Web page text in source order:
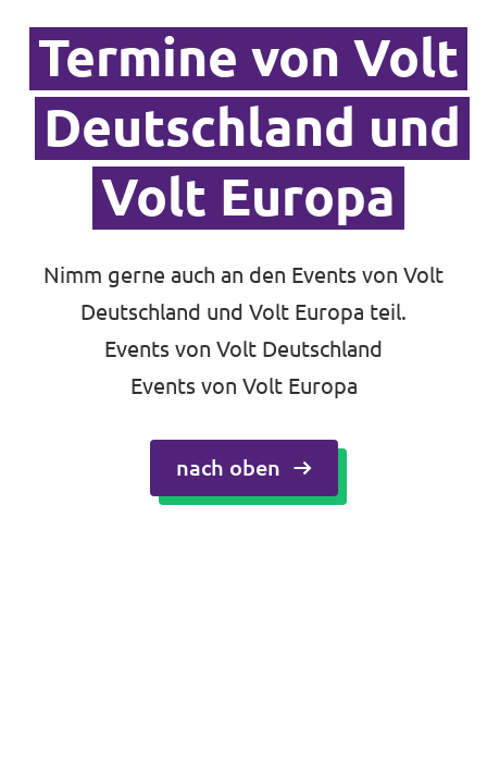
Termine von Volt
Deutschland und
Volt Europa
Nimm gerne auch an den Events von Volt
Deutschland und Volt Europa teil.
Events von Volt Deutschland
Events von Volt Europa
nach oben